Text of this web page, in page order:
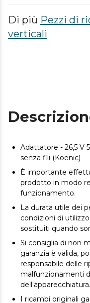
Di più Pezzi di
verticali
Adattatore - 26,5 V
senza fili (Koenic)
È importante
prodotto in modo
funzionamento.
La durata utile dei
condizioni di
sostituiti quando
Si consiglia di non
garanzia è valida,
responsabile delle
malfunzionamenti
dell'apparecchiatura.
I ricambi originali